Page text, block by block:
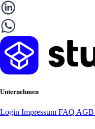
Unternehmen
Login Impressum FAQ AGB